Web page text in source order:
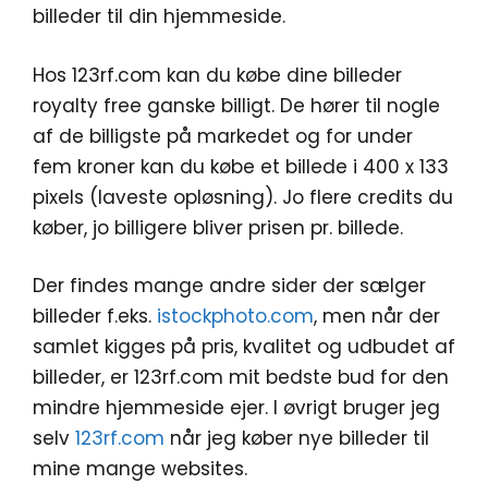
billeder til din hjemmeside.
Hos 123rf.com kan du købe dine billeder
royalty free ganske billigt. De hører til nogle
af de billigste på markedet og for under
fem kroner kan du købe et billede i 400 x 133
pixels (laveste opløsning). Jo flere credits du
køber, jo billigere bliver prisen pr. billede.
Der findes mange andre sider der sælger
billeder f.eks. istockphoto.com, men når der
samlet kigges på pris, kvalitet og udbudet af
billeder, er 123rf.com mit bedste bud for den
mindre hjemmeside ejer. I øvrigt bruger jeg
selv 123rf.com når jeg køber nye billeder til
mine mange websites.